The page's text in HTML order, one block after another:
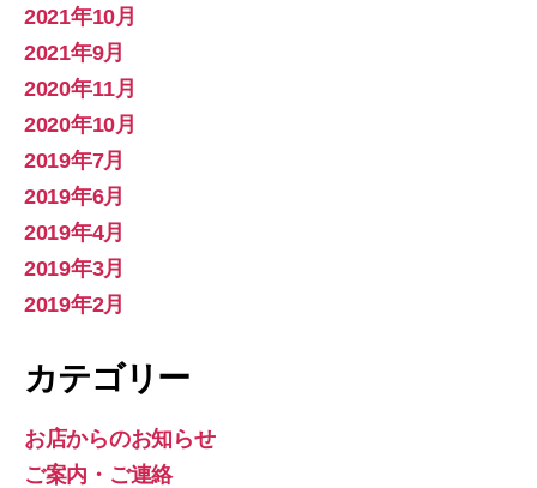
2021年10月
2021年9月
2020年11月
2020年10月
2019年7月
2019年6月
2019年4月
2019年3月
2019年2月
カテゴリー
お店からのお知らせ
ご案内・ご連絡